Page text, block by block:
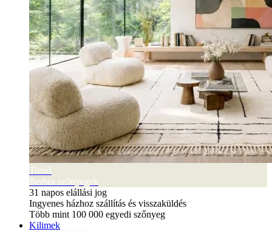
Trend
Berber szőnyegek
31 napos elállási jog
Ingyenes házhoz szállítás és visszaküldés
Több mint 100 000 egyedi szőnyeg
Kilimek